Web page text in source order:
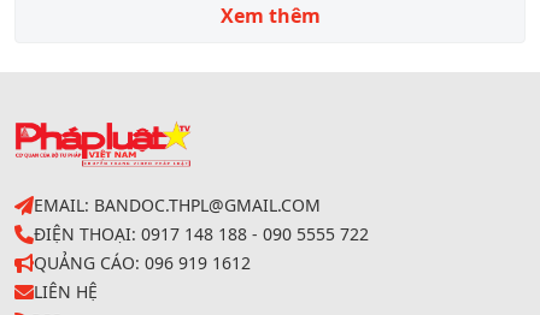
Xem thêm
EMAIL: BANDOC.THPL@GMAIL.COM
ĐIỆN THOẠI: 0917 148 188 - 090 5555 722
QUẢNG CÁO: 096 919 1612
LIÊN HỆ